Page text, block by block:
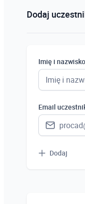
Dodaj
Imię i
Email
Dodaj
Uczeń
Bezrobotny